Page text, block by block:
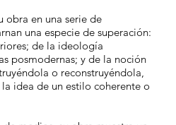
obra en una serie de
una especie de superación:
de la ideología
posmodernas; y de la noción
o reconstruyéndola,
idea de un estilo coherente o